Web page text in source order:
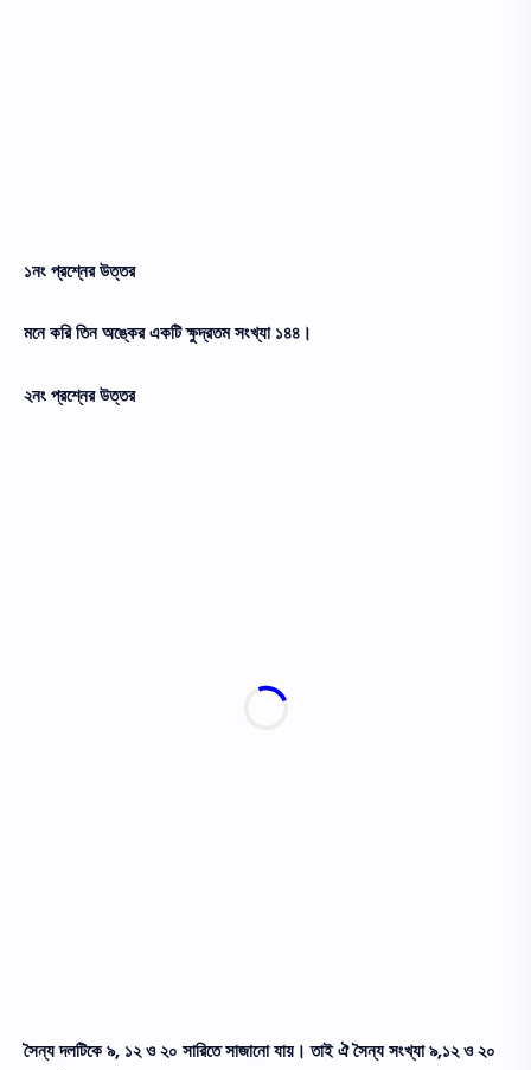
১নং প্রশ্নের উত্তর
মনে করি তিন অঙ্কের একটি ক্ষুদ্রতম সংখ্যা ১৪৪।
২নং প্রশ্নের উত্তর
সৈন্য দলটিকে ৯, ১২ ও ২০ সারিতে সাজানো যায়। তাই ঐ সৈন্য সংখ্যা ৯,১২ ও ২০